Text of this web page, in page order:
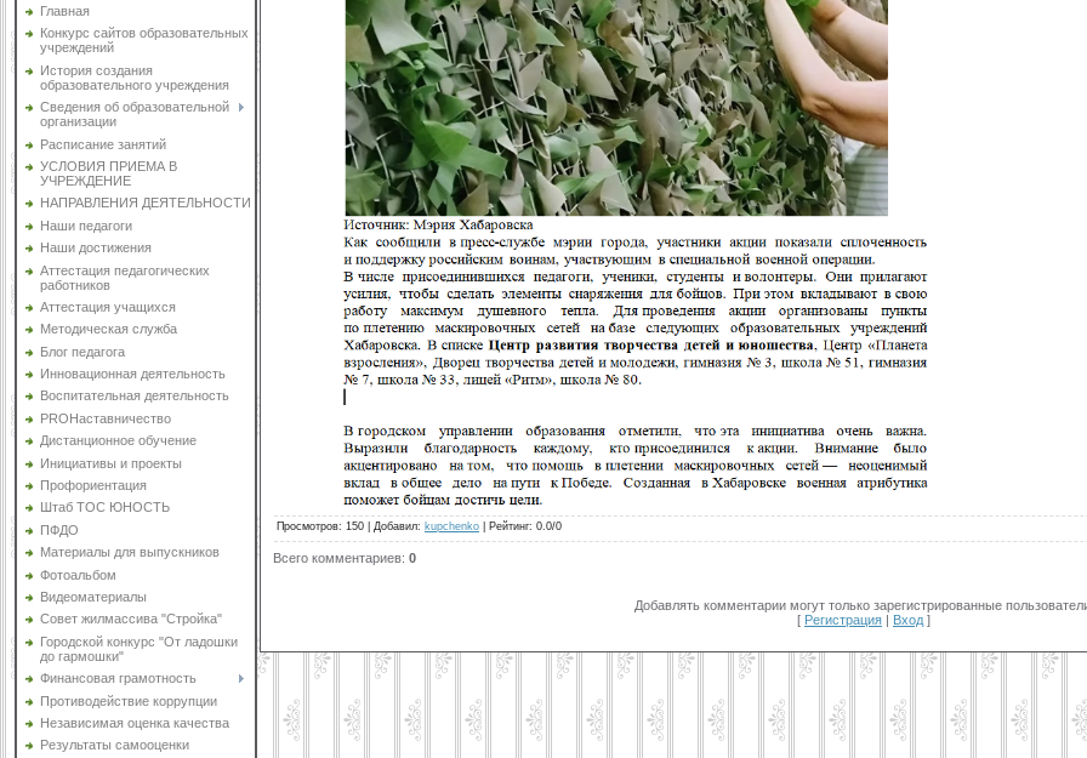
Главная
Конкурс сайтов образовательных
учреждений
История создания
образовательного учреждения
Сведения об образовательной
организации
Расписание занятий
УСЛОВИЯ ПРИЕМА В
УЧРЕЖДЕНИЕ
НАПРАВЛЕНИЯ ДЕЯТЕЛЬНОСТИ
Наши педагоги
Наши достижения
Аттестация педагогических
работников
Аттестация учащихся
Методическая служба
Блог педагога
Инновационная деятельность
Воспитательная деятельность
PROНаставничество
Дистанционное обучение
Инициативы и проекты
Профориентация
Штаб ТОС ЮНОСТЬ
ПФДО
Материалы для выпускников
Фотоальбом
Видеоматериалы
Совет жилмассива "Стройка"
Городской конкурс "От ладошки
до гармошки"
Финансовая грамотность
Противодействие коррупции
Независимая оценка качества
Результаты самооценки
Просмотров: 150 Добавил: kupchenko Рейтинг: 0.0/0
Всего комментариев: 0
Добавлять комментарии могут только зарегистрированные
[ Регистрация | Вход ]